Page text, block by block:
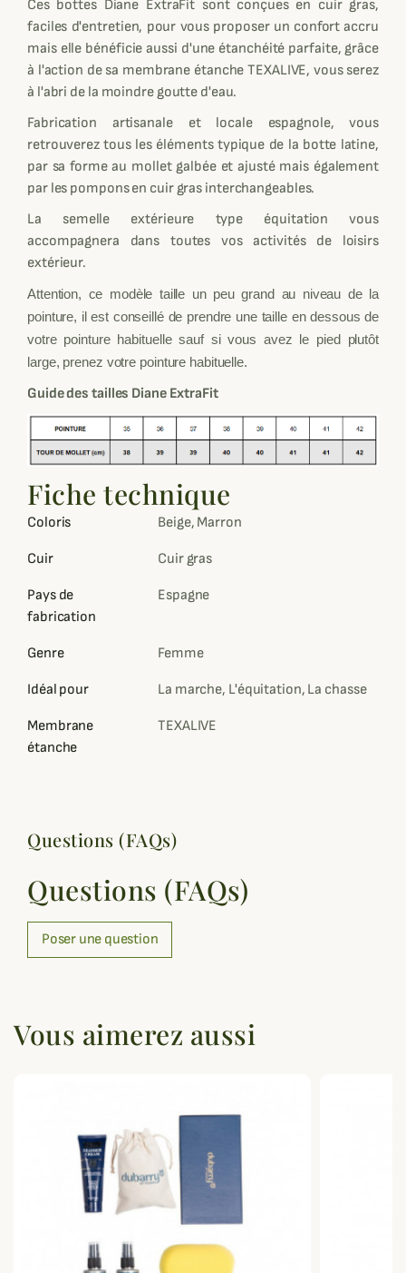
Ces bottes Diane ExtraFit sont conçues en cuir gras,
faciles d'entretien, pour vous proposer un confort accru
mais elle bénéficie aussi d'une étanchéité parfaite, grâce
à l'action de sa membrane étanche TEXALIVE, vous serez
à l'abri de la moindre goutte d'eau.
Fabrication artisanale et locale espagnole, vous
retrouverez tous les éléments typique de la botte latine,
par sa forme au mollet galbée et ajusté mais également
par les pompons en cuir gras interchangeables.
La semelle extérieure type équitation vous
accompagnera dans toutes vos activités de loisirs
extérieur.
Attention, ce modèle taille un peu grand au niveau de la
pointure, il est conseillé de prendre une taille en dessous de
votre pointure habituelle sauf si vous avez le pied plutôt
large, prenez votre pointure habituelle.
Guide des tailles Diane ExtraFit
Fiche technique
Coloris Beige, Marron
Cuir Cuir gras
Pays de
fabrication
Espagne
Genre Femme
Idéal pour La marche, L'équitation, La chasse
Membrane
étanche
TEXALIVE
Questions (FAQs)
Questions (FAQs)
Poser une question
Vous aimerez aussi